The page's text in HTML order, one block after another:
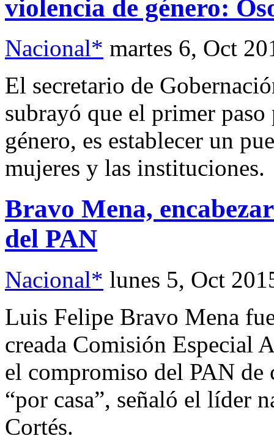
violencia de género:
Nacional* martes 6, Oct
El secretario de
subrayó que el primer
género, es establecer un
mujeres y las instituciones.
Bravo Mena,
del PAN
Nacional* lunes 5, Oct
Luis Felipe Bravo Mena
creada Comisión Especial
el compromiso del PAN de
“por casa”, señaló el líder
Cortés.